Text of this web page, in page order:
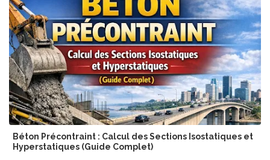
Béton Précontraint : Calcul des Sections Isostatiques et
Hyperstatiques (Guide Complet)